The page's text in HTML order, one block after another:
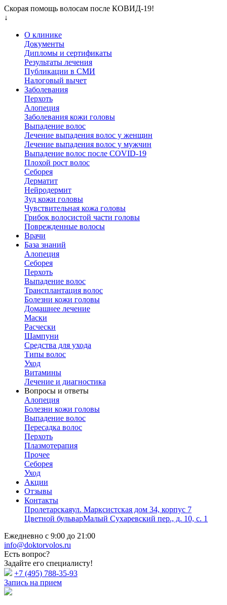
Скорая помощь волосам после КОВИД-19!
↓
О клинике
Документы
Дипломы и сертификаты
Результаты лечения
Публикации в СМИ
Налоговый вычет
Заболевания
Перхоть
Алопеция
Заболевания кожи головы
Выпадение волос
Лечение выпадения волос у женщин
Лечение выпадения волос у мужчин
Выпадение волос после COVID-19
Плохой рост волос
Cеборея
Дерматит
Нейродермит
Зуд кожи головы
Чувствительная кожа головы
Грибок волосистой части головы
Поврежденные волосы
Врачи
База знаний
Алопеция
Себорея
Перхоть
Выпадение волос
Трансплантация волос
Болезни кожи головы
Домашнее лечение
Маски
Расчески
Шампуни
Средства для ухода
Типы волос
Уход
Витамины
Лечение и диагностика
Вопросы и ответы
Алопеция
Болезни кожи головы
Выпадение волос
Пересадка волос
Перхоть
Плазмотерапия
Прочее
Себорея
Уход
Акции
Отзывы
Контакты
Пролетарскаяул. Марксистская дом 34, корпус 7
Цветной бульварМалый Сухаревский пер., д. 10, с. 1
Ежедневно с 9:00 до 21:00
info@doktorvolos.ru
Есть вопрос?
Задайте его специалисту!
+7 (495) 788-35-93
Запись на прием